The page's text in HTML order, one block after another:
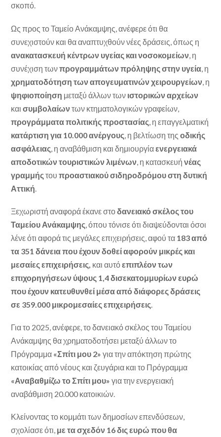
σκοπό.
Ως προς το Ταμείο Ανάκαμψης, ανέφερε ότι θα
συνεχιστούν και θα αναπτυχθούν νέες δράσεις, όπως η
ανακατασκευή κέντρων υγείας και νοσοκομείων , η
συνέχιση τωνπρογραμμάτων πρόληψης στην υγεία , η
χρηματοδότηση των απογευματινών χειρουργείων , η
ψηφιοποίηση μεταξύ άλλων των ιστορικών αρχείων
καισυμβολαίων των κτηματολογικών γραφείων,
προγράμματα πολιτικής προστασίας , η επαγγελματική
κατάρτιση για 10.000 ανέργους , η βελτίωση τηςοδικής
ασφάλειας , η αναβάθμιση και δημιουργίαενεργειακά
αποδοτικών τουριστικών λιμένων , η κατασκευήνέας
γραμμής τουπροαστιακού σιδηροδρόμου στη δυτική
Αττική
Ξεχωριστή αναφορά έκανε στοδανειακό σκέλος του
Ταμείου Ανάκαμψης , όπου τόνισε ότι διαψεύδονται όσοι
λένε ότι αφορά τις μεγάλες επιχειρήσεις, αφού τα 183 από
τα 351 δάνεια που έχουν δοθεί αφορούν μικρές και
μεσαίες επιχειρήσεις, και αυτόεπιπλέον των
επιχορηγήσεων ύψους 1,4 δισεκατομμυρίων ευρώ
που έχουν κατευθυνθεί μέσα από διάφορες δράσεις
σε 359.000 μικρομεσαίες επιχειρήσεις
Για το 2025, ανέφερε, το δανειακό σκέλος του Ταμείου
Ανάκαμψης θα χρηματοδοτήσει μεταξύ άλλων το
Πρόγραμμα «Σπίτι μου 2»για την απόκτηση πρώτης
κατοικίας από νέους και ζευγάρια και το Πρόγραμμα
«Αναβαθμίζω το Σπίτι μου» για την ενεργειακή
αναβάθμιση 20.000 κατοικιών.
Κλείνοντας το κομμάτι των δημοσίων επενδύσεων,
σχολίασε ότι, με τα σχεδόν 16 δις ευρώ που θα